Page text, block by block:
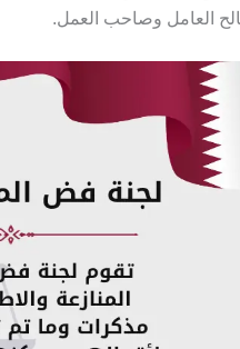
العامل وصاحب العمل.